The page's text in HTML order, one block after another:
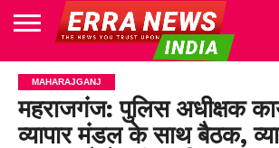
HOME
POLITICS
NEWS
BUSINESS
CULTURE
NATIONAL
SPORTS
LIFESTYLE
TRAVEL
OPINION
BREAKING
NEWS
ENTERTAINMENT
WORLD
CRIME
JOIN
US
MAHARAJGANJ
महराजगंज: पुलिस अधीक्षक
व्यापार मंडल के साथ बैठक,